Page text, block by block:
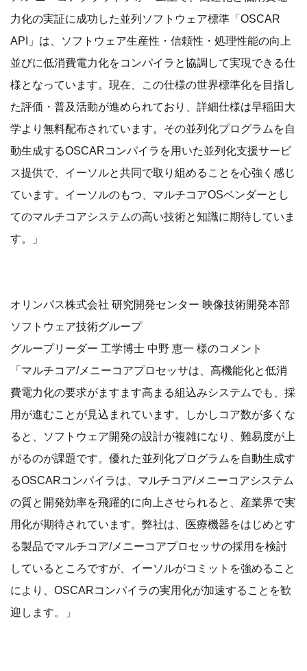
力化の実証に成功した並列ソフトウェア標準「OSCAR
API」は、ソフトウェア生産性・信頼性・処理性能の向上
並びに低消費電力化をコンパイラと協調して実現できる仕
様となっています。現在、この仕様の世界標準化を目指し
た評価・普及活動が進められており、詳細仕様は早稲田大
学より無料配布されています。その並列化プログラムを自
動生成するOSCARコンパイラを用いた並列化支援サービ
ス提供で、イーソルと共同で取り組めることを心強く感じ
ています。イーソルのもつ、マルチコアOSベンダーとし
てのマルチコアシステムの高い技術と知識に期待していま
す。」
オリンパス株式会社 研究開発センター 映像技術開発本部
ソフトウェア技術グループ
グループリーダー 工学博士 中野 恵一 様のコメント
「マルチコア/メニーコアプロセッサは、高機能化と低消
費電力化の要求がますます高まる組込みシステムでも、採
用が進むことが見込まれています。しかしコア数が多くな
ると、ソフトウェア開発の設計が複雑になり、難易度が上
がるのが課題です。優れた並列化プログラムを自動生成す
るOSCARコンパイラは、マルチコア/メニーコアシステム
の質と開発効率を飛躍的に向上させられると、産業界で実
用化が期待されています。弊社は、医療機器をはじめとす
る製品でマルチコア/メニーコアプロセッサの採用を検討
しているところですが、イーソルがコミットを強めること
により、OSCARコンパイラの実用化が加速することを歓
迎します。」